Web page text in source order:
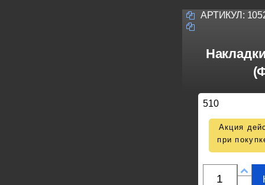
АРТИКУЛ:
510
Акция
при